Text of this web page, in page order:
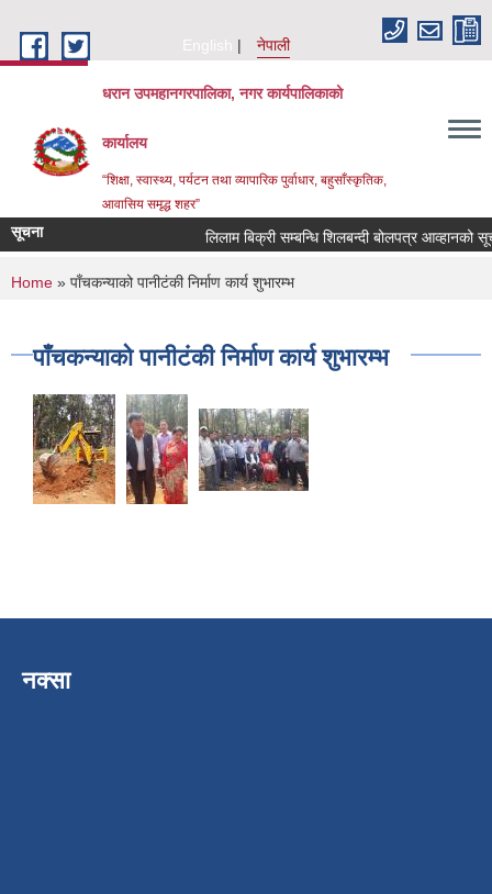
English
नेपाली
धरान उपमहानगरपालिका, नगर कार्यपालिकाको
कार्यालय
“शिक्षा, स्वास्थ्य, पर्यटन तथा व्यापारिक पुर्वाधार, बहुसाँस्कृतिक,
आवासिय समृद्ध शहर”
सूचना लिलाम बिक्री सम्बन्धि शिलबन्दी बोलपत्र
You are here
Home » पाँचकन्याको पानीटंकी निर्माण कार्य शुभारम्भ
पाँचकन्याको पानीटंकी निर्माण कार्य शुभारम्भ
नक्सा